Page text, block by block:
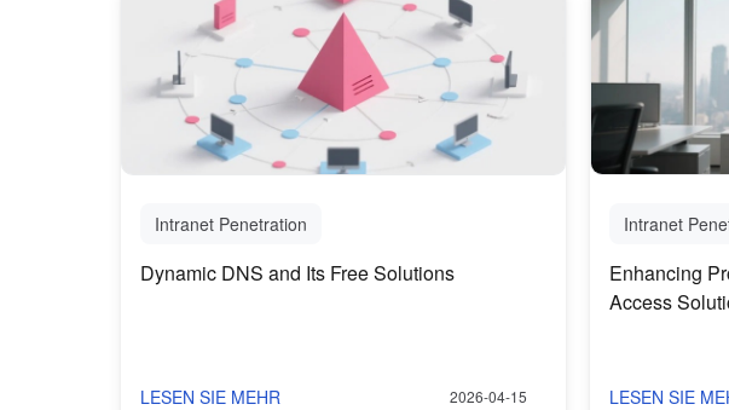
Intranet Penetration
Dynamic DNS and Its Free Solutions
LESEN SIE MEHR 2026-04-15
Intranet
Enhancing
Access
LESEN SIE